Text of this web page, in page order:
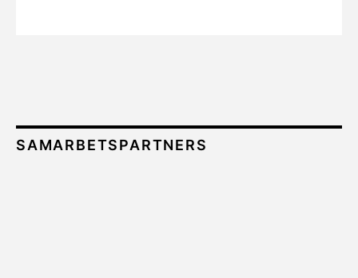
SAMARBETSPARTNERS